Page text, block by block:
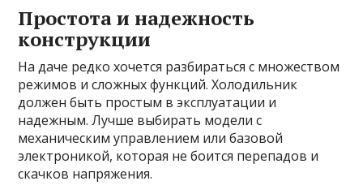
Простота и надежность
конструкции
На даче редко хочется разбираться с множеством
режимов и сложных функций. Холодильник
должен быть простым в эксплуатации и
надежным. Лучше выбирать модели с
механическим управлением или базовой
электроникой, которая не боится перепадов и
скачков напряжения.